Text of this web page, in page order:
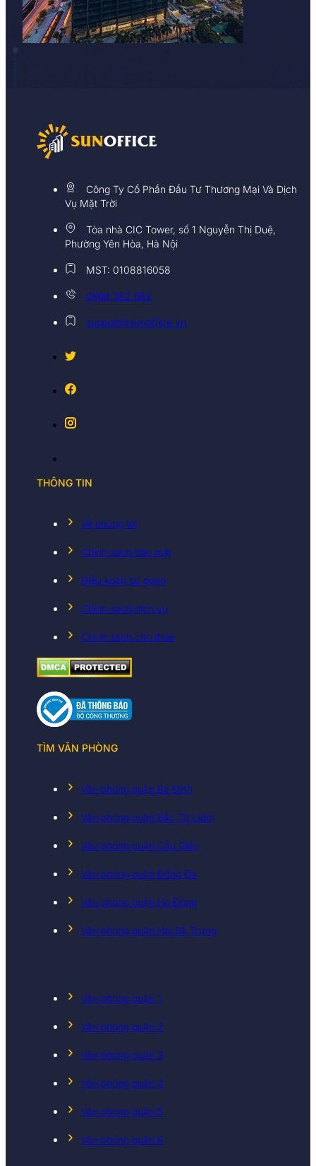
Công Ty Cổ Phần Đầu Tư Thương Mại Và Dịch
Vụ Mặt Trời
Tòa nhà CIC Tower, số 1 Nguyễn Thị Duệ,
Phường Yên Hòa, Hà Nội
MST: 0108816058
0968 382 682
support@sunoffice.vn
THÔNG TIN
Về chúng tôi
Chính sách bảo mật
Điều koản sử dụng
Chính sách dịch vụ
Chính sách cho thuê
TÌM VĂN PHÒNG
Văn phòng quận Ba Đình
Văn phòng quận Bắc Từ Liêm
Văn phòng quận Cầu Giấy
Văn phòng quận Đống Đa
Văn phòng quận Hà Đông
Văn phòng quận Hai Bà Trưng
Văn phòng quận 1
Văn phòng quận 2
Văn phòng quận 3
Văn phòng quận 4
Văn phòng quận 5
Văn phòng quận 6